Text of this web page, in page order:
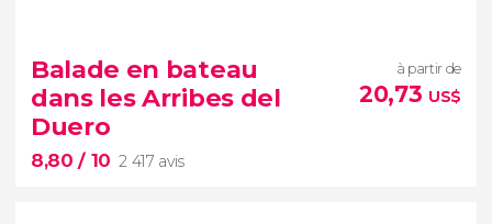
3 230 avis
Balade en bateau
dans les Arribes del
Duero
8,80/ 10 2 417 avis
à partir de
20,73 US$